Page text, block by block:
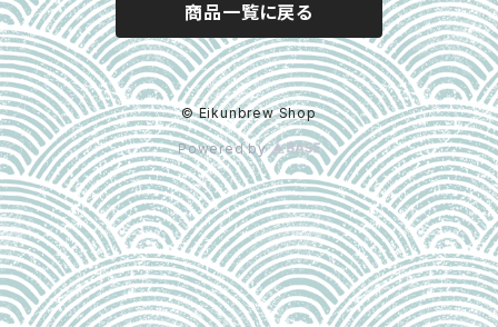
商品一覧に戻る
© Eikunbrew Shop
Powered by